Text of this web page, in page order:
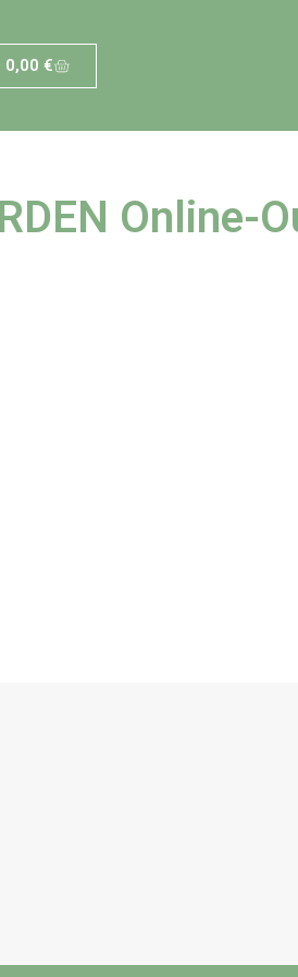
0,00 €
Online-